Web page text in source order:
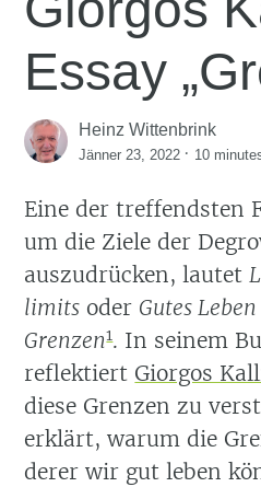
Essay
Heinz Wittenbrink
Jänner 23, 2022 · 10
Eine der treffendsten
um die Ziele der
auszudrücken, lautet
limits oder Gutes
Grenzen1. In seinem
reflektiert Giorgos
diese Grenzen zu
erklärt, warum die
derer wir gut leben